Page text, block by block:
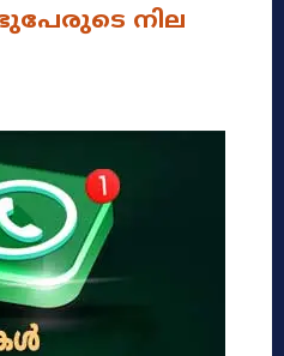
നില